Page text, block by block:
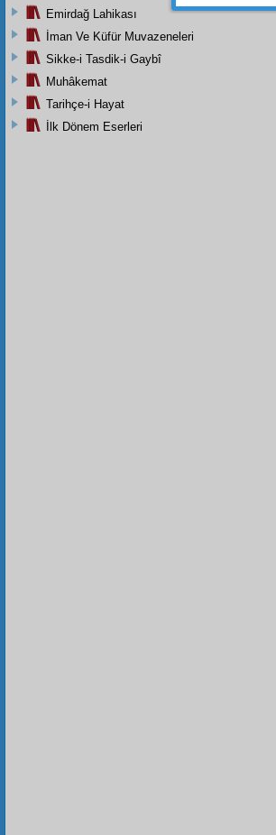
Emirdağ Lahikası
İman Ve Küfür Muvazeneleri
Sikke-i Tasdik-i Gaybî
Muhâkemat
Tarihçe-i Hayat
İlk Dönem Eserleri